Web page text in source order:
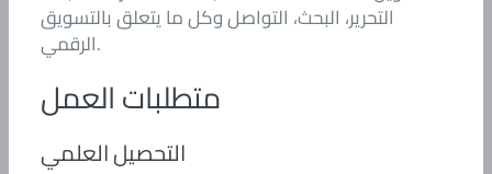
التحرير، البحث، التواصل وكل ما يتعلق بالتسويق
الرقمي.
متطلبات العمل
التحصيل العلمي